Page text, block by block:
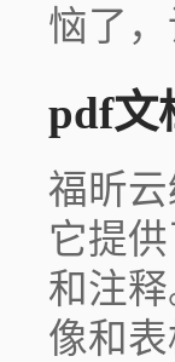
恼了
pdf文
福昕
它提
和注
像和